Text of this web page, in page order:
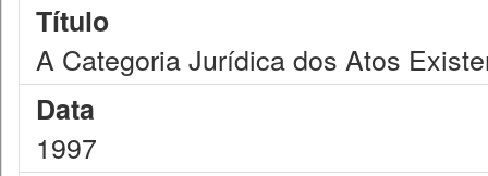
Título
A Categoria Jurídica dos Atos
Data
1997